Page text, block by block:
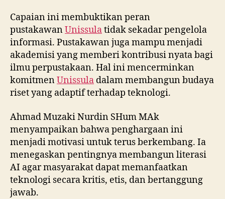
Capaian ini membuktikan peran
pustakawanUnissulatidak sekadar pengelola
informasi. Pustakawan juga mampu menjadi
akademisi yang memberi kontribusi nyata bagi
ilmu perpustakaan. Hal ini mencerminkan
komitmenUnissula dalam membangun budaya
riset yang adaptif terhadap teknologi.
Ahmad Muzaki Nurdin SHum MAk
menyampaikan bahwa penghargaan ini
menjadi motivasi untuk terus berkembang. Ia
menegaskan pentingnya membangun literasi
AI agar masyarakat dapat memanfaatkan
teknologi secara kritis, etis, dan bertanggung
jawab.